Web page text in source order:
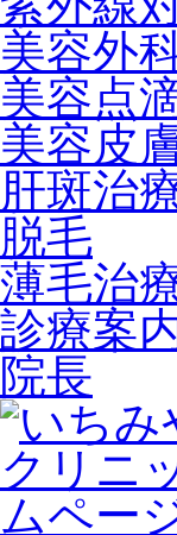
美容外
美容点
美容皮
肝斑治
脱毛
薄毛治
診療案
院長